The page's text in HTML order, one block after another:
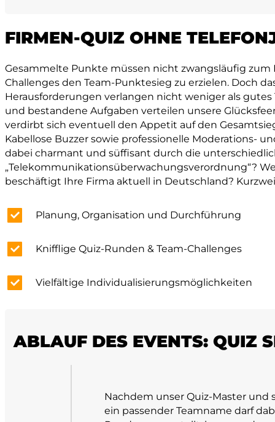
FIRMEN-QUIZ OHNE
Gesammelte Punkte müssen nicht zwangsläufig zum
Challenges den Team-Punktesieg zu erzielen. Doch
Herausforderungen verlangen nicht weniger als
und bestandene Aufgaben verteilen unsere
verdirbt sich eventuell den Appetit auf den
Kabellose Buzzer sowie professionelle Moderations-
dabei charmant und süffisant durch die
„Telekommunikationsüberwachungsverordnung“?
beschäftigt Ihre Firma aktuell in Deutschland?
Planung, Organisation und Durchführung
Knifflige Quiz-Runden & Team-Challenges
Vielfältige Individualisierungsmöglichkeiten
ABLAUF DES EVENTS: QUIZ
Nachdem unser Quiz-Master
ein passender Teamname darf